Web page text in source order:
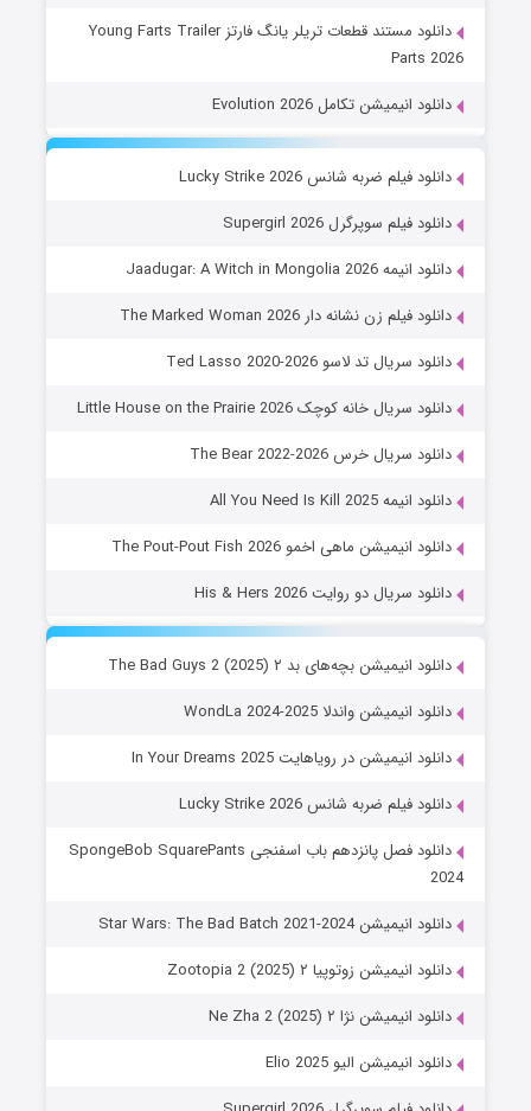
دانلود مستند قطعات تریلر یانگ فارتز Young Farts Trailer
Parts 2026
دانلود انیمیشن تکامل Evolution 2026
دانلود فیلم ضربه شانس Lucky Strike 2026
دانلود فیلم سوپرگرل Supergirl 2026
دانلود انیمه Jaadugar: A Witch in Mongolia 2026
دانلود فیلم زن نشانه دار The Marked Woman 2026
دانلود سریال تد لاسو Ted Lasso 2020-2026
دانلود سریال خانه کوچک Little House on the Prairie 2026
دانلود سریال خرس The Bear 2022-2026
دانلود انیمه All You Need Is Kill 2025
دانلود انیمیشن ماهی اخمو The Pout-Pout Fish 2026
دانلود سریال دو روایت His & Hers 2026
دانلود انیمیشن بچه‌های بد ۲ The Bad Guys 2 (2025)
دانلود انیمیشن واندلا WondLa 2024-2025
دانلود انیمیشن در رویاهایت In Your Dreams 2025
دانلود فیلم ضربه شانس Lucky Strike 2026
دانلود فصل پانزدهم باب اسفنجی SpongeBob SquarePants
2024
دانلود انیمیشن Star Wars: The Bad Batch 2021-2024
دانلود انیمیشن زوتوپیا ۲ Zootopia 2 (2025)
دانلود انیمیشن نژا ۲ Ne Zha 2 (2025)
دانلود انیمیشن الیو Elio 2025